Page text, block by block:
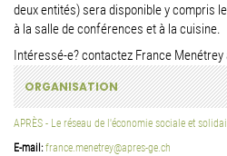
deux entités) sera disponible y compris
à la salle de conférences et à la cuisine.
Intéressé-e? contactez France Menétrey
ORGANISATION
APRÈS - Le réseau de l'économie sociale et
E-mail:france.menetrey@apres-ge.ch